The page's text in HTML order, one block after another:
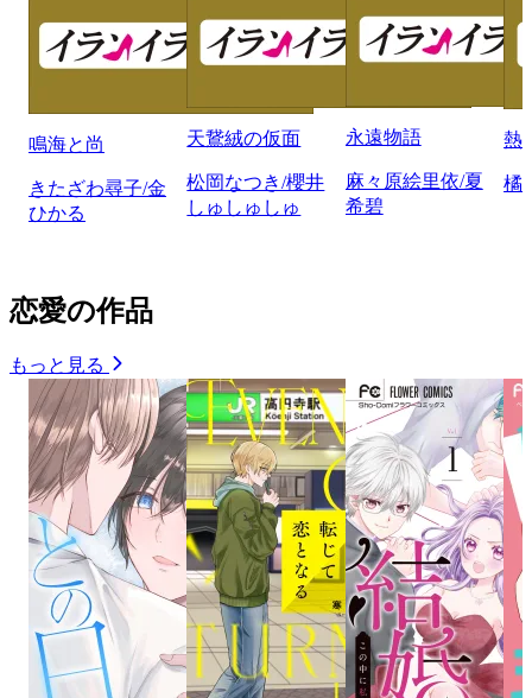
鳴海と尚
きたざわ尋子/金
ひかる
天鵞絨の仮面
松岡なつき/櫻井
しゅしゅしゅ
永遠物語
麻々原絵里依/夏
希碧
熱
橘
恋愛の作品
もっと見る